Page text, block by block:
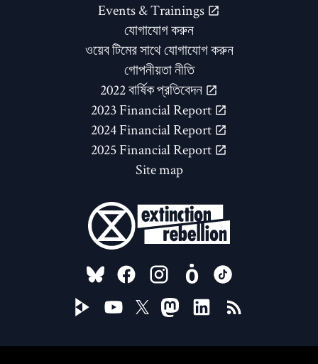
Events & Trainings
যোগাযোগ করুন
ওয়েব টিমের সাথে যোগাযোগ করুন
গোপনীয়তা নীতি
2022 বার্ষিক প্রতিবেদন
2023 Financial Report
2024 Financial Report
2025 Financial Report
Site map
FOLLOW US ON